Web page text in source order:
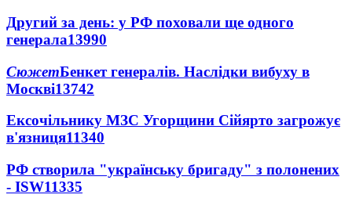
Другий за день: у РФ поховали ще одного
генерала13990
СюжетБенкет генералів. Наслідки вибуху в
Москві13742
Ексочільнику МЗС Угорщини Сійярто загрожує
в'язниця11340
РФ створила "українську бригаду" з полонених
- ISW11335